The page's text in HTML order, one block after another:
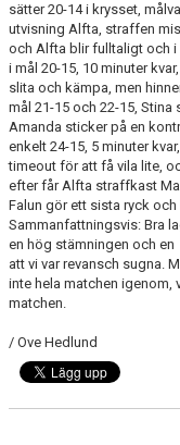
sätter 20-14 i krysset,
utvisning Alfta, straffen
och Alfta blir fulltaligt och i
i mål 20-15, 10 minuter
slita och kämpa, men
mål 21-15 och 22-15,
Amanda sticker på en
enkelt 24-15, 5 minuter
timeout för att få vila lite,
efter får Alfta straffkast
Falun gör ett sista ryck
Sammanfattningsvis: Bra
en hög stämningen och
att vi var revansch sugna.
inte hela matchen igenom,
matchen.
/ Ove Hedlund